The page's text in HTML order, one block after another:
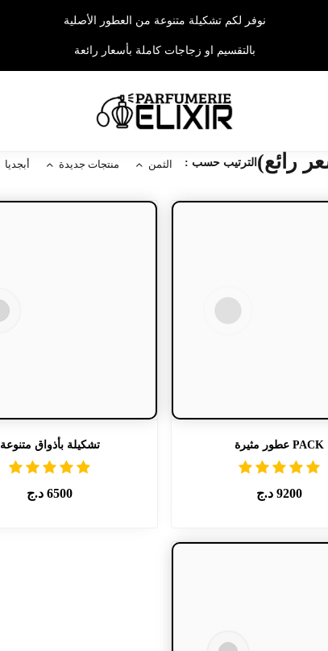
نوفر لكم تشكيلة متنوعة من العطور الأصلية
بالتقسيم او زجاجات كاملة بأسعار رائعة
رائع) الترتيب حسب : الثمن منتجات جديدة أبجديا
PACK عطور مثيرة
9200 د.ج
تشكيلة بأذواق متنوعة
6500 د.ج